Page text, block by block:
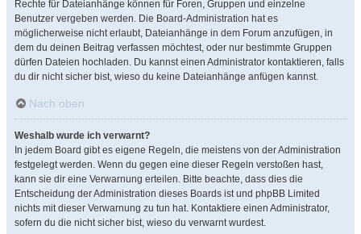
Rechte für Dateianhänge können für Foren, Gruppen und einzelne
Benutzer vergeben werden. Die Board-Administration hat es
möglicherweise nicht erlaubt, Dateianhänge in dem Forum anzufügen, in
dem du deinen Beitrag verfassen möchtest, oder nur bestimmte Gruppen
dürfen Dateien hochladen. Du kannst einen Administrator kontaktieren, falls
du dir nicht sicher bist, wieso du keine Dateianhänge anfügen kannst.
Nach oben
Weshalb wurde ich verwarnt?
In jedem Board gibt es eigene Regeln, die meistens von der Administration
festgelegt werden. Wenn du gegen eine dieser Regeln verstoßen hast,
kann sie dir eine Verwarnung erteilen. Bitte beachte, dass dies die
Entscheidung der Administration dieses Boards ist und phpBB Limited
nichts mit dieser Verwarnung zu tun hat. Kontaktiere einen Administrator,
sofern du die nicht sicher bist, wieso du verwarnt wurdest.